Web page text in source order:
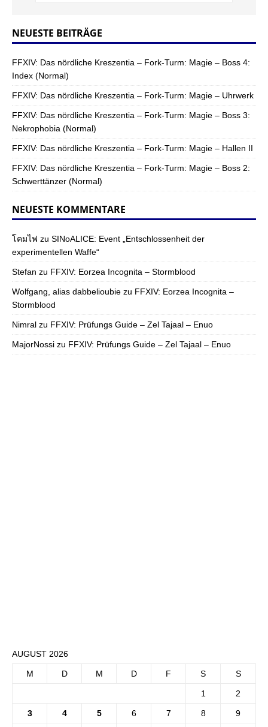
NEUESTE BEITRÄGE
FFXIV: Das nördliche Kreszentia – Fork-Turm: Magie – Boss 4:
Index (Normal)
FFXIV: Das nördliche Kreszentia – Fork-Turm: Magie – Uhrwerk
FFXIV: Das nördliche Kreszentia – Fork-Turm: Magie – Boss 3:
Nekrophobia (Normal)
FFXIV: Das nördliche Kreszentia – Fork-Turm: Magie – Hallen II
FFXIV: Das nördliche Kreszentia – Fork-Turm: Magie – Boss 2:
Schwerttänzer (Normal)
NEUESTE KOMMENTARE
โคมไฟ zu SINoALICE: Event „Entschlossenheit der
experimentellen Waffe“
Stefan zu FFXIV: Eorzea Incognita – Stormblood
Wolfgang, alias dabbelioubie zu FFXIV: Eorzea Incognita –
Stormblood
Nimral zu FFXIV: Prüfungs Guide – Zel Tajaal – Enuo
MajorNossi zu FFXIV: Prüfungs Guide – Zel Tajaal – Enuo
AUGUST 2026
M D M D F S S
1 2
3 4 5 6 7 8 9